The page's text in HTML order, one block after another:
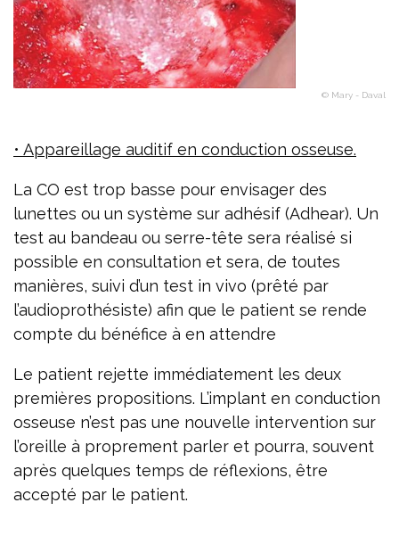
© Mary - Daval
• Appareillage auditif en conduction osseuse.
La CO est trop basse pour envisager des
lunettes ou un système sur adhésif (Adhear). Un
test au bandeau ou serre-tête sera réalisé si
possible en consultation et sera, de toutes
manières, suivi d’un test in vivo (prêté par
l’audioprothésiste) afin que le patient se rende
compte du bénéfice à en attendre
Le patient rejette immédiatement les deux
premières propositions. L’implant en conduction
osseuse n’est pas une nouvelle intervention sur
l’oreille à proprement parler et pourra, souvent
après quelques temps de réflexions, être
accepté par le patient.